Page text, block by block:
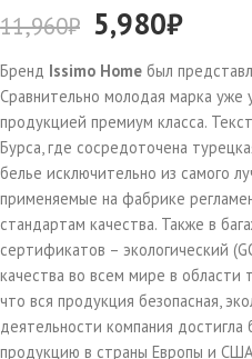
11,960₽ 5,980₽
Бренд Issimo Home был
Сравнительно молодая марка уже
продукцией премиум класса.
Бурса, где сосредоточена
белье исключительно из самого
применяемые на фабрике
стандартам качества. Также в
сертификатов – экологический
качества во всем мире в области
что вся продукция безопасная,
деятельности компания
продукцию в страны Европы и